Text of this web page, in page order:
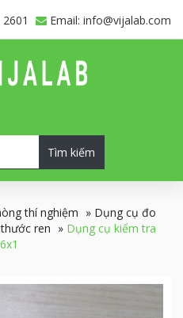
Email: info@vijalab.com
Tìm kiếm
thí nghiệm » Dụng cụ đo
ren » Dụng cụ kiểm tra